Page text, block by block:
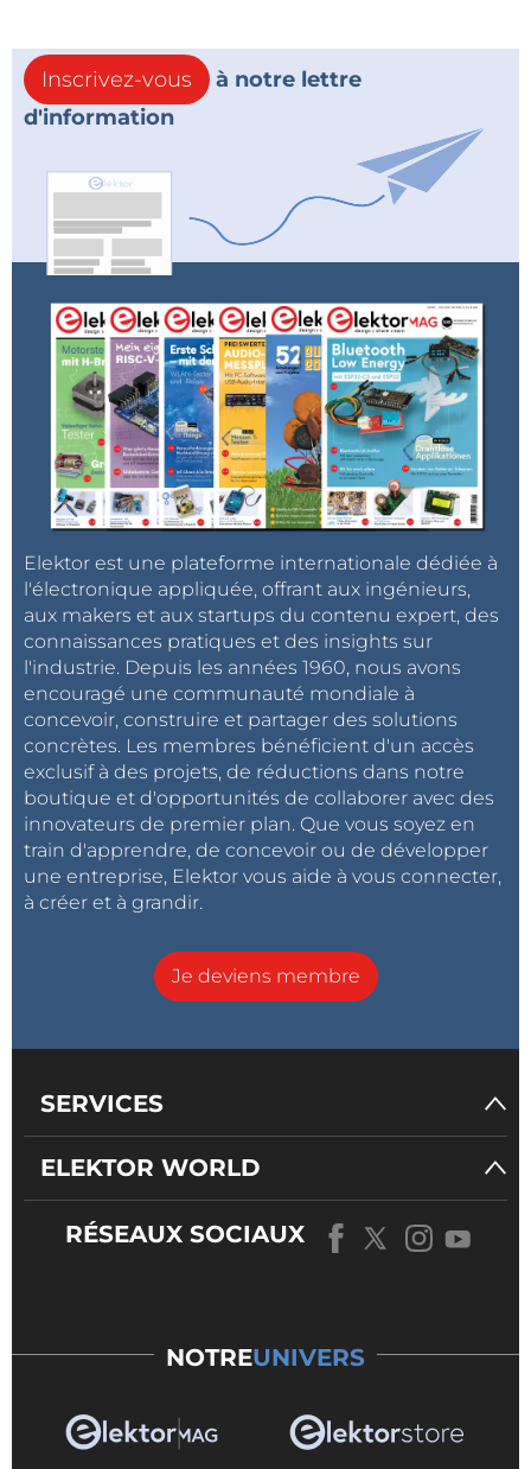
Inscrivez-vous
à notre lettre
d'information
Elektor est une plateforme internationale dédiée à
l'électronique appliquée, offrant aux ingénieurs,
aux makers et aux startups du contenu expert, des
connaissances pratiques et des insights sur
l'industrie. Depuis les années 1960, nous avons
encouragé une communauté mondiale à
concevoir, construire et partager des solutions
concrètes. Les membres bénéficient d'un accès
exclusif à des projets, de réductions dans notre
boutique et d'opportunités de collaborer avec des
innovateurs de premier plan. Que vous soyez en
train d'apprendre, de concevoir ou de développer
une entreprise, Elektor vous aide à vous connecter,
à créer et à grandir.
Je deviens membre
SERVICES
ELEKTOR WORLD
RÉSEAUX SOCIAUX
NOTREUNIVERS